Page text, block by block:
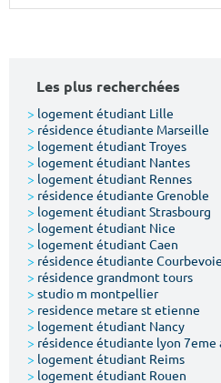
m²
Votre date d'entrée
Les plus recherchées
> logement étudiant Lille
> résidence étudiante Marseille
> logement étudiant Troyes
> logement étudiant Nantes
> logement étudiant Rennes
> résidence étudiante Grenoble
> logement étudiant Strasbourg
> logement étudiant Nice
> logement étudiant Caen
> résidence étudiante Courbevoie
> résidence grandmont tours
> studio m montpellier
> residence metare st etienne
> logement étudiant Nancy
> résidence étudiante lyon 7eme
> logement étudiant Reims
> logement étudiant Rouen